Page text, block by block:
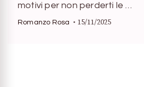
motivi per non perderti le …
Romanzo Rosa 15/11/2025